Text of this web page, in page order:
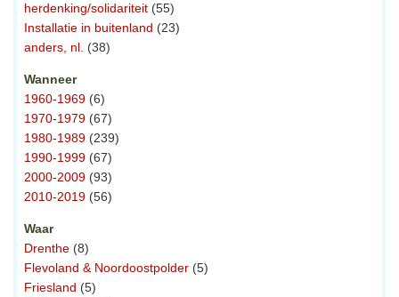
herdenking/solidariteit (55)
Installatie in buitenland (23)
anders, nl. (38)
Wanneer
1960-1969 (6)
1970-1979 (67)
1980-1989 (239)
1990-1999 (67)
2000-2009 (93)
2010-2019 (56)
Waar
Drenthe (8)
Flevoland & Noordoostpolder (5)
Friesland (5)